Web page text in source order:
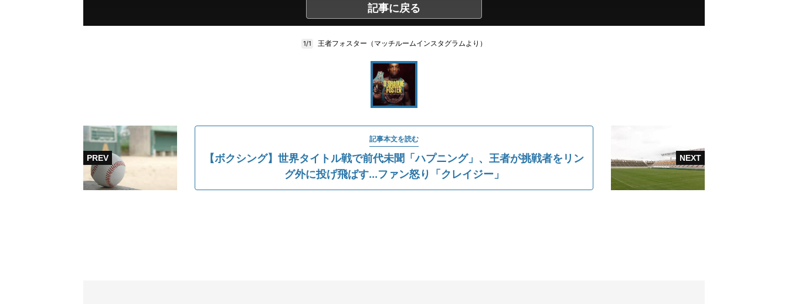
記事に戻る
1/1 王者フォスター（マッチルームインスタグラムより）
記事本文を読む
【ボクシング】世界タイトル戦で前代未聞「ハプニング」、王者が挑戦者をリン
グ外に投げ飛ばす...ファン怒り「クレイジー」